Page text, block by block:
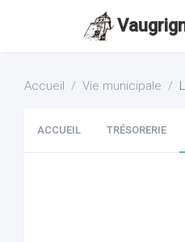
Accueil Vie municipale
ACCUEIL TRÉSORERIE